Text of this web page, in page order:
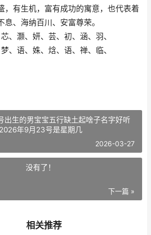
有生机，富有成功的寓意，也代表着
息、海纳百川、安富尊荣。
、灏、妍、芸、初、涵、羽、
、语、姝、焓、语、禅、临、
出生的男宝宝五行缺土起啥子名字好听
2026年9月23号是星期几
2026-03-27
没有了！
下一篇 »
相关推荐